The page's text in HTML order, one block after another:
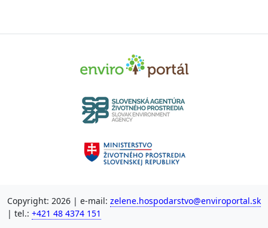
Copyright: 2026 | e-mail: zelene.hospodarstvo@enviroportal.sk
| tel.: +421 48 4374 151